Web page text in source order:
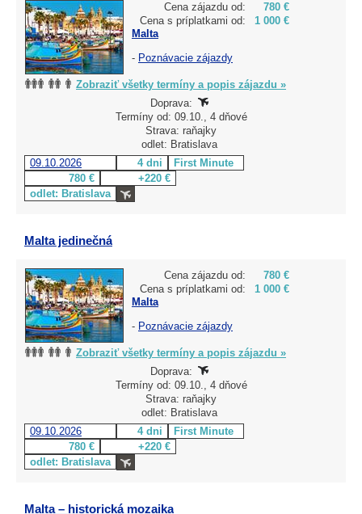
Cena zájazdu od:
780 €
Cena s príplatkami od:
1 000 €
Malta
- Poznávacie zájazdy
Zobraziť všetky termíny a popis zájazdu »
Doprava:
Termíny od: 09.10., 4 dňové
Strava: raňajky
odlet: Bratislava
09.10.2026
4 dni
First Minute
780 €
+220 €
odlet: Bratislava
Malta jedinečná
Cena zájazdu od:
780 €
Cena s príplatkami od:
1 000 €
Malta
- Poznávacie zájazdy
Zobraziť všetky termíny a popis zájazdu »
Doprava:
Termíny od: 09.10., 4 dňové
Strava: raňajky
odlet: Bratislava
09.10.2026
4 dni
First Minute
780 €
+220 €
odlet: Bratislava
Malta – historická mozaika